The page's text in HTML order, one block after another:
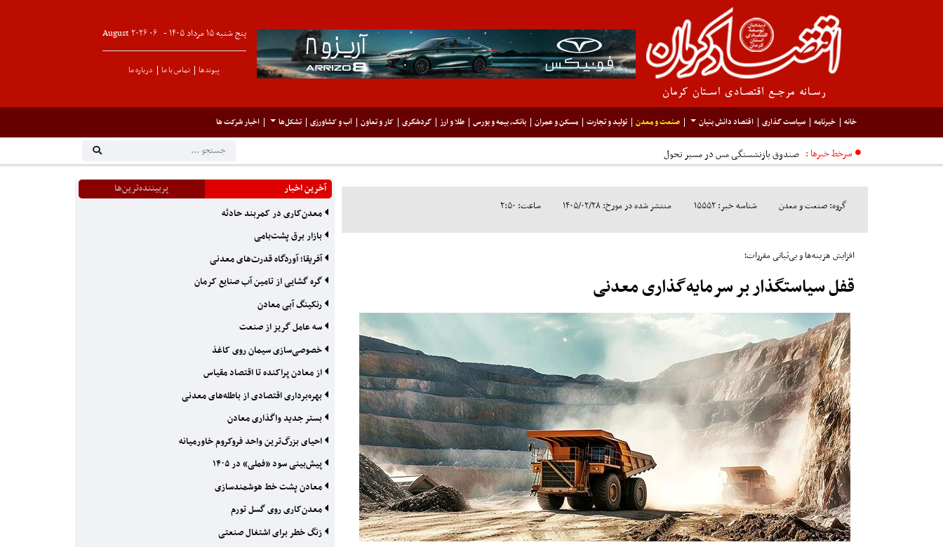
پنج شنبه ۱۵ مرداد ۱۴۰۵ - ۰۶August۲۰۲۶
پیوندها تماس با ما درباره ما
خانه خبرنامه سیاست گذاری اقتصاد دانش بنیان صنعت و معدن تولید و تجارت مسکن و عمران بانک، بیمه و بورس طلا و ارز گردشگری کار و تعاون آب و کشاورزی تشکل‌ها اخبار شرکت ها
سرخط خبرها :
گروه: صنعت و معدن شناسه خبر: ۱۵۵۵۲ منتشر شده در مورخ: ۱۴۰۵/۰۲/۲۸ ساعت: ۲:۵۰
افزایش هزینه‌ها و بی‌ثباتی مقررات؛
قفل سیاستگذار بر سرمایه‌گذاری معدنی
آخرین اخبار
پربیننده‌ترین‌ها
معدن‌کاری در کمربند حادثه
بازار برق پشت‌بامی
آفریقا؛ آوردگاه قدرت‌های معدنی
گره گشایی از تامین آب صنایع کرمان
رنکینگ آبی معادن
سه عامل گریز از صنعت
خصوصی‌سازی سیمان روی کاغذ
از معادن پراکنده تا اقتصاد مقیاس
بهره‌برداری اقتصادی از باطله‌های معدنی
بستر جدید واگذاری معادن
احیای بزرگ‌ترین واحد فروکروم خاورمیانه
پیش‌بینی سود «فملی» در ۱۴۰۵
معادن پشت خط هوشمندسازی
معدن‌کاری روی گسل تورم
زنگ خطر برای اشتغال صنعتی